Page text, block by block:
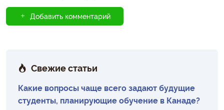
Добавить комментарий
Свежие статьи
Какие вопросы чаще всего задают будущие
студенты, планирующие обучение в Канаде?